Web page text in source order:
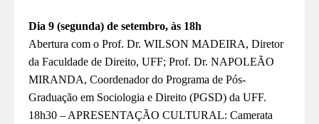
Dia 9 (segunda) de setembro, às 18h
Abertura com o Prof. Dr. WILSON MADEIRA, Diretor
da Faculdade de Direito, UFF; Prof. Dr. NAPOLEÃO
MIRANDA, Coordenador do Programa de Pós-
Graduação em Sociologia e Direito (PGSD) da UFF.
18h30 – APRESENTAÇÃO CULTURAL: Camerata